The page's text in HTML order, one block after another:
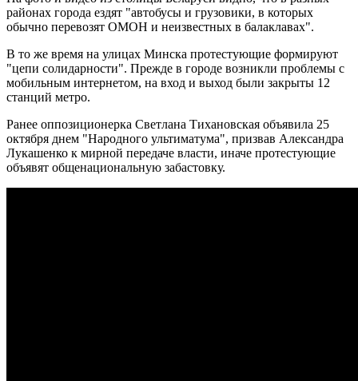
районах города ездят "автобусы и грузовики, в которых
обычно перевозят ОМОН и неизвестных в балаклавах".
В то же время на улицах Минска протестующие формируют
"цепи солидарности". Прежде в городе возникли проблемы с
мобильным интернетом, на вход и выход были закрыты 12
станций метро.
Ранее оппозиционерка Светлана Тихановская объявила 25
октября днем ​​"Народного ультиматума", призвав Александра
Лукашенко к мирной передаче власти, иначе протестующие
объявят общенациональную забастовку.